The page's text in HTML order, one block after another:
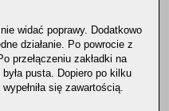
widać poprawy. Dodatkowo
działanie. Po powrocie z
przełączeniu zakładki na
pusta. Dopiero po kilku
się zawartością.